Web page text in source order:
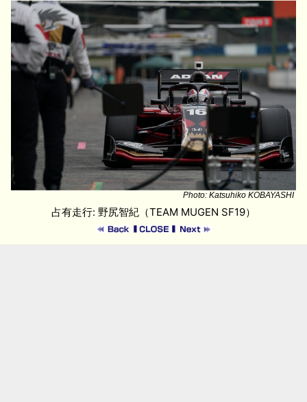
Photo: Katsuhiko KOBAYASHI
占有走行: 野尻智紀（TEAM MUGEN SF19）